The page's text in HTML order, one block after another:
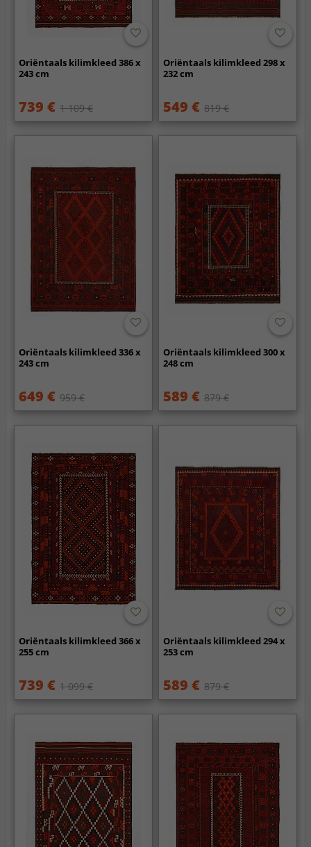
Oriëntaals kilimkleed 386 x
243 cm
739 € 1 109 €
Oriëntaals kilimkleed 298 x
232 cm
549 € 819 €
Oriëntaals kilimkleed 336 x
243 cm
649 € 959 €
Oriëntaals kilimkleed 300 x
248 cm
589 € 879 €
Oriëntaals kilimkleed 366 x
255 cm
739 € 1 099 €
Oriëntaals kilimkleed 294 x
253 cm
589 € 879 €